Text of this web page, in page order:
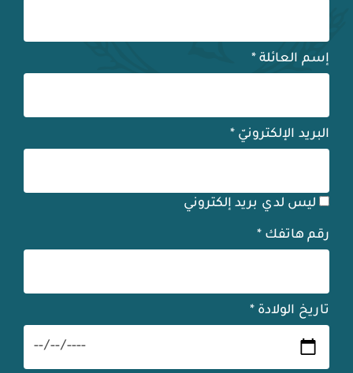
إسم العائلة *
البريد الإلكترونيّ *
ليس لدي بريد إلكتروني
رقم هاتفك *
تاريخ الولادة *